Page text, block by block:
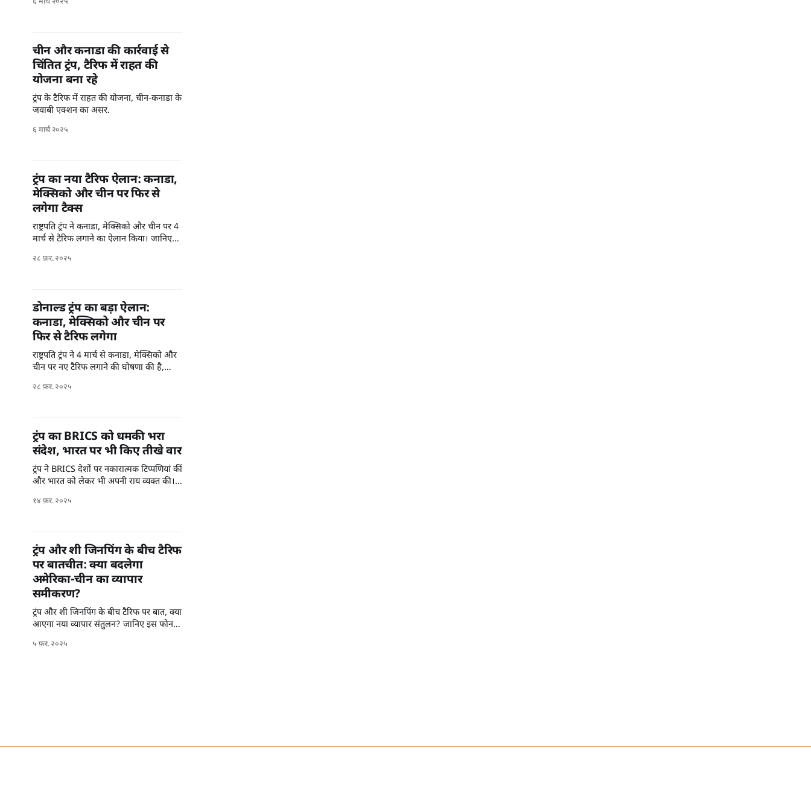
चीन और कनाडा की कार्रवाई से
चिंतित ट्रंप, टैरिफ में राहत की
योजना बना रहे
ट्रंप के टैरिफ में राहत की योजना, चीन-कनाडा के
जवाबी एक्शन का असर.
६ मार्च २०२५
ट्रंप का नया टैरिफ ऐलान: कनाडा,
मेक्सिको और चीन पर फिर से
लगेगा टैक्स
राष्ट्रपति ट्रंप ने कनाडा, मेक्सिको और चीन पर 4
मार्च से टैरिफ लगाने का ऐलान किया। जानिए
२८ फ़र. २०२५
डोनाल्ड ट्रंप का बड़ा ऐलान:
कनाडा, मेक्सिको और चीन पर
फिर से टैरिफ लगेगा
राष्ट्रपति ट्रंप ने 4 मार्च से कनाडा, मेक्सिको और
चीन पर नए टैरिफ लगाने की घोषणा की है,
२८ फ़र. २०२५
ट्रंप का BRICS को धमकी भरा
संदेश, भारत पर भी किए तीखे वार
ट्रंप ने BRICS देशों पर नकारात्मक टिप्पणियां कीं
और भारत को लेकर भी अपनी राय व्यक्त की।
१४ फ़र. २०२५
ट्रंप और शी जिनपिंग के बीच टैरिफ
पर बातचीत: क्या बदलेगा
अमेरिका-चीन का व्यापार
समीकरण?
ट्रंप और शी जिनपिंग के बीच टैरिफ पर बात, क्या
आएगा नया व्यापार संतुलन? जानिए इस फोन
५ फ़र. २०२५